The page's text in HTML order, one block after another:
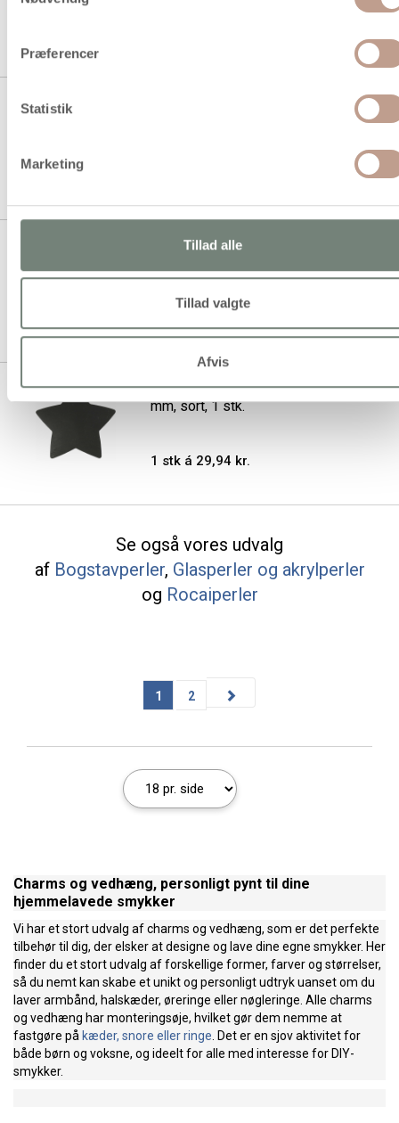
Præferencer
Statistik
Marketing
Tillad alle
Tillad valgte
Afvis
Snefnug med øje, H: 20 mm,
1 pk.
Køb mere til kun: 40,00 kr.
Stjerne, diam. 37 mm, hulstr. 1
mm, sort, 1 stk.
1 stk á 29,94 kr.
Se også vores udvalg
af Bogstavperler, Glasperler og akrylperler
og Rocaiperler
1 2
Charms og vedhæng, personligt pynt til dine
hjemmelavede smykker
Vi har et stort udvalg af charms og vedhæng, som er det perfekte
tilbehør til dig, der elsker at designe og lave dine egne smykker. Her
finder du et stort udvalg af forskellige former, farver og størrelser,
så du nemt kan skabe et unikt og personligt udtryk uanset om du
laver armbånd, halskæder, øreringe eller nøgleringe. Alle charms
og vedhæng har monteringsøje, hvilket gør dem nemme at
fastgøre på kæder, snore eller ringe . Det er en sjov aktivitet for
både børn og voksne, og ideelt for alle med interesse for DIY-
smykker.